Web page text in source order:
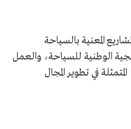
المعنية بالسياحة
الوطنية للسياحة، والعمل
المتمثلة في تطوير المجال